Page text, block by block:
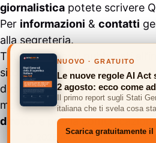
giornalistica potete scrivere
Per informazioni & contatti
alla segreteria.
Tutti i contenuti pubblicati
sito #ASSODIGITALE.
duplicabili e/o riproducibili in
ma possono essere citati
diretto
e previa
© 2026 ASSODIGITALE.IT•
NUOVO · GRATUITO
Le nuove regole AI
2 agosto: ecco come
Il primo report sugli Stati
italiana che ti svela cosa
Scarica gratuitamente